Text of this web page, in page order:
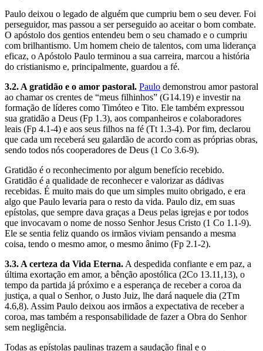
Paulo deixou o legado de alguém que cumpriu bem o seu dever. Foi
perseguidor, mas passou a ser perseguido ao aceitar o bom combate.
O apóstolo dos gentios entendeu bem o seu chamado e o cumpriu
com brilhantismo. Um homem cheio de talentos, com uma liderança
eficaz, o Apóstolo Paulo terminou a sua carreira, marcou a história
do cristianismo e, principalmente, guardou a fé.
3.2. A gratidão e o amor pastoral. Paulo demonstrou amor pastoral
ao chamar os crentes de “meus filhinhos” (G14.19) e investir na
formação de líderes como Timóteo e Tito. Ele também expressou
sua gratidão a Deus (Fp 1.3), aos companheiros e colaboradores
leais (Fp 4.1-4) e aos seus filhos na fé (Tt 1.3-4). Por fim, declarou
que cada um receberá seu galardão de acordo com as próprias obras,
sendo todos nós cooperadores de Deus (1 Co 3.6-9).
Gratidão é o reconhecimento por algum benefício recebido.
Gratidão é a qualidade de reconhecer e valorizar as dádivas
recebidas. É muito mais do que um simples muito obrigado, e era
algo que Paulo levaria para o resto da vida. Paulo diz, em suas
epístolas, que sempre dava graças a Deus pelas igrejas e por todos
que invocavam o nome de nosso Senhor Jesus Cristo (1 Co 1.1-9).
Ele se sentia feliz quando os irmãos viviam pensando a mesma
coisa, tendo o mesmo amor, o mesmo ânimo (Fp 2.1-2).
3.3. A certeza da Vida Eterna. A despedida confiante e em paz, a
última exortação em amor, a bênção apostólica (2Co 13.11,13), o
tempo da partida já próximo e a esperança de receber a coroa da
justiça, a qual o Senhor, o Justo Juiz, lhe dará naquele dia (2Tm
4.6,8). Assim Paulo deixou aos irmãos a expectativa de receber a
coroa, mas também a responsabilidade de fazer a Obra do Senhor
sem negligência.
Todas as epístolas paulinas trazem a saudação final e o